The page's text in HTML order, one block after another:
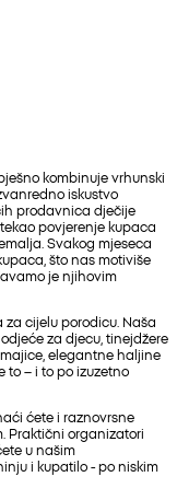
kombinuje vrhunski
iskustvo
prodavnica dječije
povjerenje kupaca
Svakog mjeseca
što nas motiviše
je njihovim
cijelu porodicu. Naša
za djecu, tinejdžere
elegantne haljine
to – i to po izuzetno
ćete i raznovrsne
Praktični organizatori
u našim
i kupatilo - po niskim